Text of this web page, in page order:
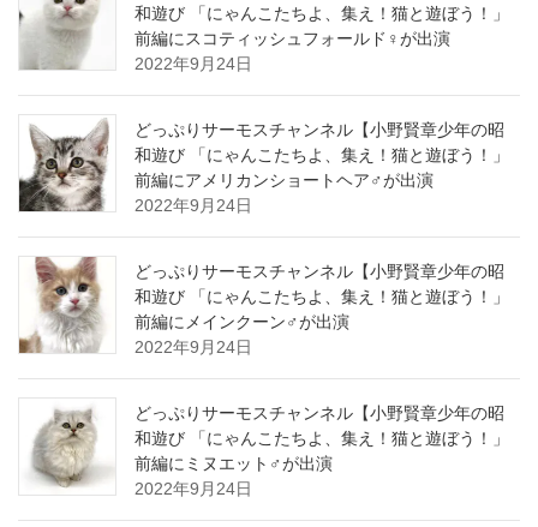
和遊び 「にゃんこたちよ、集え！猫と遊ぼう！」
前編にスコティッシュフォールド♀が出演
2022年9月24日
どっぷりサーモスチャンネル【小野賢章少年の昭
和遊び 「にゃんこたちよ、集え！猫と遊ぼう！」
前編にアメリカンショートヘア♂が出演
2022年9月24日
どっぷりサーモスチャンネル【小野賢章少年の昭
和遊び 「にゃんこたちよ、集え！猫と遊ぼう！」
前編にメインクーン♂が出演
2022年9月24日
どっぷりサーモスチャンネル【小野賢章少年の昭
和遊び 「にゃんこたちよ、集え！猫と遊ぼう！」
前編にミヌエット♂が出演
2022年9月24日